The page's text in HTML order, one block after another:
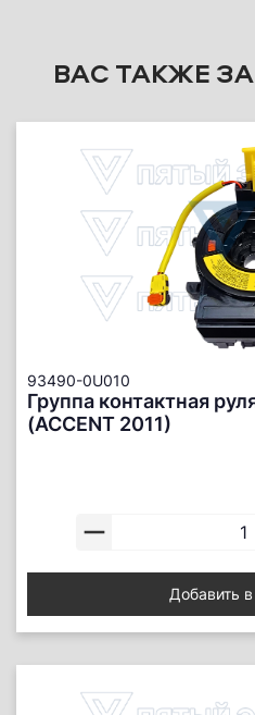
ВАС ТАКЖЕ
93490-0U010
Группа контактная
(ACCENT 2011)
Добавить